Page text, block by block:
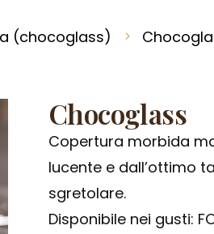
(chocoglass)
Chocoglass
Copertura morbida
lucente e dall’ottimo
sgretolare.
Disponibile nei gusti: